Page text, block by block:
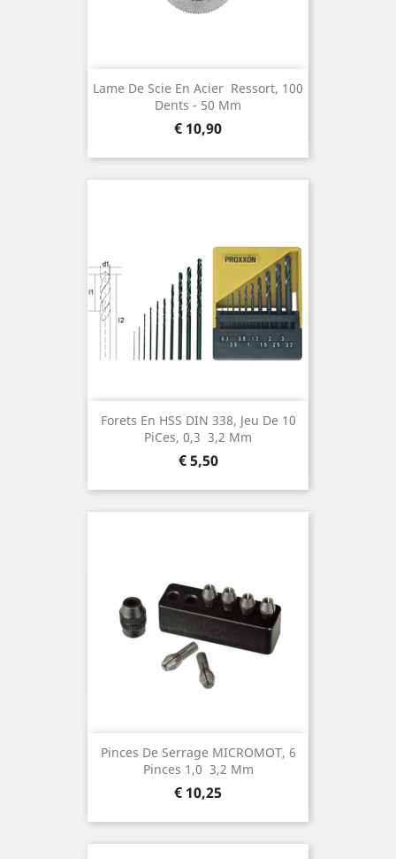
Lame De Scie En Acier  Ressort, 100
Dents ¯ 50 Mm
Prijs
€ 10,90
Forets En HSS DIN 338, Jeu De 10
Pices, 0,3  3,2 Mm
Prijs
€ 5,50
Pinces De Serrage MICROMOT, 6
Pinces 1,0  3,2 Mm
Prijs
€ 10,25